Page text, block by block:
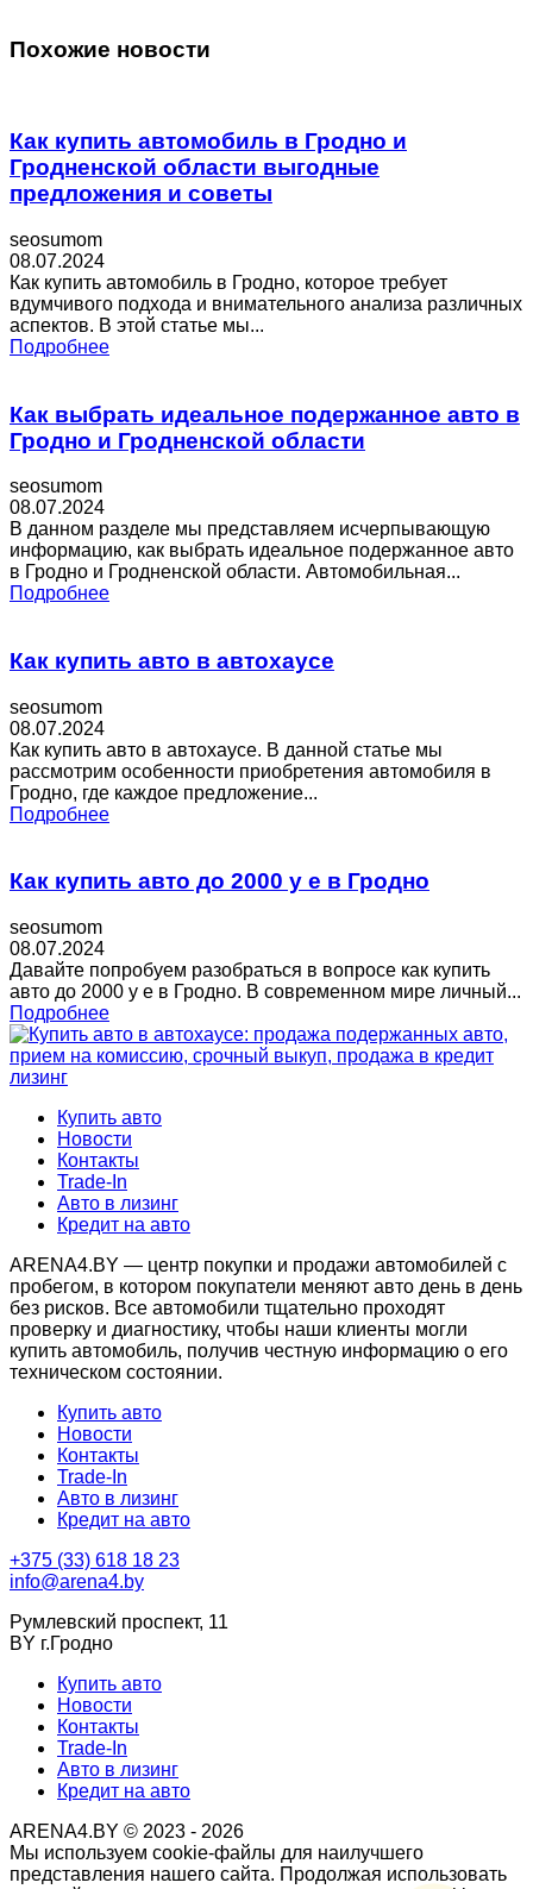
Похожие новости
Как купить автомобиль в Гродно и
Гродненской области выгодные
предложения и советы
seosumom
08.07.2024
Как купить автомобиль в Гродно, которое требует
вдумчивого подхода и внимательного анализа различных
аспектов. В этой статье мы...
Подробнее
Как выбрать идеальное подержанное авто в
Гродно и Гродненской области
seosumom
08.07.2024
В данном разделе мы представляем исчерпывающую
информацию, как выбрать идеальное подержанное авто
в Гродно и Гродненской области. Автомобильная...
Подробнее
Как купить авто в автохаусе
seosumom
08.07.2024
Как купить авто в автохаусе. В данной статье мы
рассмотрим особенности приобретения автомобиля в
Гродно, где каждое предложение...
Подробнее
Как купить авто до 2000 у е в Гродно
seosumom
08.07.2024
Давайте попробуем разобраться в вопросе как купить
авто до 2000 у е в Гродно. В современном мире личный...
Подробнее
Купить авто
Новости
Контакты
Trade-In
Авто в лизинг
Кредит на авто
ARENA4.BY — центр покупки и продажи автомобилей с
пробегом, в котором покупатели меняют авто день в день
без рисков. Все автомобили тщательно проходят
проверку и диагностику, чтобы наши клиенты могли
купить автомобиль, получив честную информацию о его
техническом состоянии.
Купить авто
Новости
Контакты
Trade-In
Авто в лизинг
Кредит на авто
+375 (33) 618 18 23
info@arena4.by
Румлевский проспект, 11
BY г.Гродно
Купить авто
Новости
Контакты
Trade-In
Авто в лизинг
Кредит на авто
ARENA4.BY © 2023 - 2026
Мы используем cookie-файлы для наилучшего
представления нашего сайта. Продолжая использовать